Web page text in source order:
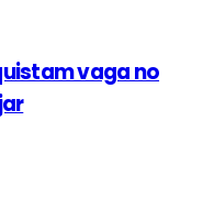
vaga no